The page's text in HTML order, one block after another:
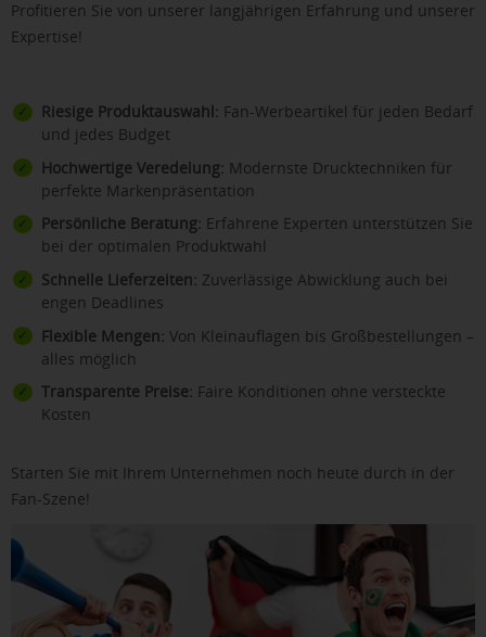
Profitieren Sie von unserer langjährigen Erfahrung und unserer
Expertise!
Riesige Produktauswahl: Fan-Werbeartikel für jeden Bedarf
und jedes Budget
Hochwertige Veredelung: Modernste Drucktechniken für
perfekte Markenpräsentation
Persönliche Beratung: Erfahrene Experten unterstützen Sie
bei der optimalen Produktwahl
Schnelle Lieferzeiten: Zuverlässige Abwicklung auch bei
engen Deadlines
Flexible Mengen: Von Kleinauflagen bis Großbestellungen –
alles möglich
Transparente Preise: Faire Konditionen ohne versteckte
Kosten
Starten Sie mit Ihrem Unternehmen noch heute durch in der
Fan-Szene!